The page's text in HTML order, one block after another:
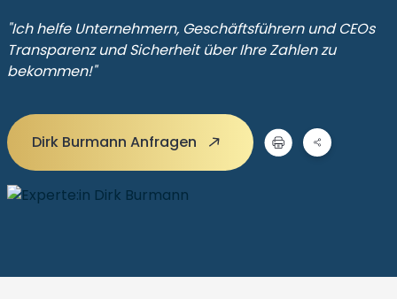
"Ich helfe Unternehmern, Geschäftsführern und CEOs
Transparenz und Sicherheit über Ihre Zahlen zu
bekommen!"
Dirk Burmann Anfragen